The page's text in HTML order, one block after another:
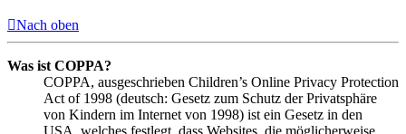
Nach oben
Was ist COPPA?
COPPA, ausgeschrieben Children’s Online Privacy Protection
Act of 1998 (deutsch: Gesetz zum Schutz der Privatsphäre
von Kindern im Internet von 1998) ist ein Gesetz in den
USA, welches festlegt, dass Websites, die möglicherweise